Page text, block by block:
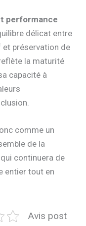
performance
délicat entre
préservation de
la maturité
capacité à
comme un
de la
continuera de
entier tout en
Avis post